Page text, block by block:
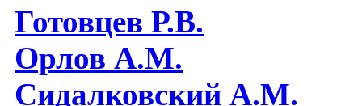
Готовцев Р.В.
Орлов А.М.
Сидалковский А.М.